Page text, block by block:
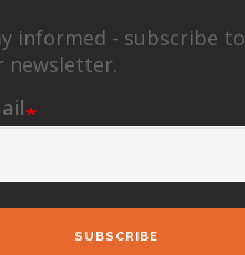
informed - subscribe to
newsletter.
SUBSCRIBE